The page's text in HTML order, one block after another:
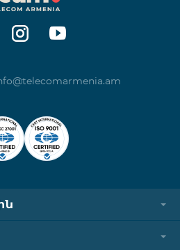
բջջային
դեպքում։ Wi-Fi-ը և VPN-
լինեն, հակառակ դեպքում